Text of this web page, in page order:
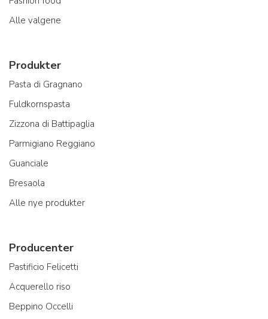
Alle valgene
Produkter
Pasta di Gragnano
Fuldkornspasta
Zizzona di Battipaglia
Parmigiano Reggiano
Guanciale
Bresaola
Alle nye produkter
Producenter
Pastificio Felicetti
Acquerello riso
Beppino Occelli